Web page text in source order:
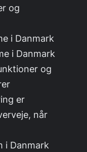
og
i Danmark
i Danmark
og
er
når
i Danmark